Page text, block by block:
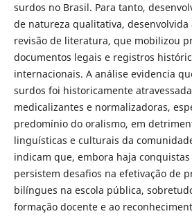
surdos no Brasil. Para tanto,
de natureza qualitativa,
revisão de literatura, que mobilizou
documentos legais e registros
internacionais. A análise evidencia
surdos foi historicamente
medicalizantes e normalizadoras,
predomínio do oralismo, em
linguísticas e culturais da
indicam que, embora haja
persistem desafios na efetivação de
bilíngues na escola pública,
formação docente e ao